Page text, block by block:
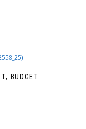
BUDGET